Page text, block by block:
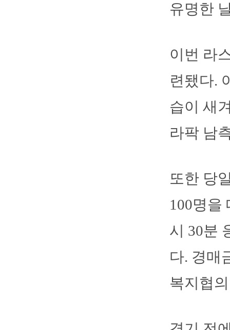
유명한
이번 라
련됐다.
습이 새
라팍 남
또한 당
100명을
시 30분
다. 경매
복지협